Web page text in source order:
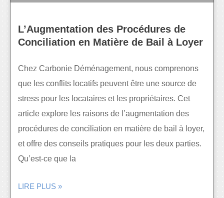
L’Augmentation des Procédures de
Conciliation en Matière de Bail à Loyer
Chez Carbonie Déménagement, nous comprenons
que les conflits locatifs peuvent être une source de
stress pour les locataires et les propriétaires. Cet
article explore les raisons de l’augmentation des
procédures de conciliation en matière de bail à loyer,
et offre des conseils pratiques pour les deux parties.
Qu’est-ce que la
LIRE PLUS »